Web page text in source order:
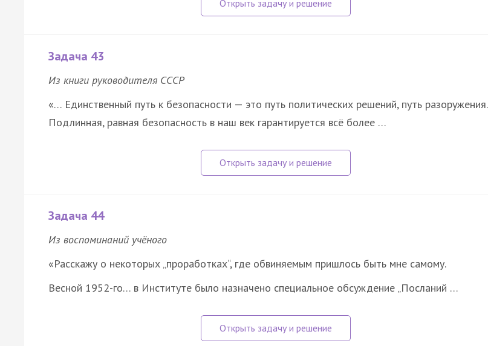
Задача 43
Из книги руководителя СССР
«… Единственный путь к безопасности — это путь политических решений, путь разоружения.
Подлинная, равная безопасность в наш век гарантируется всё более …
Задача 44
Из воспоминаний учёного
«Расскажу о некоторых „проработках“, где обвиняемым пришлось быть мне самому.
Весной 1952-го… в Институте было назначено специальное обсуждение „Посланий …